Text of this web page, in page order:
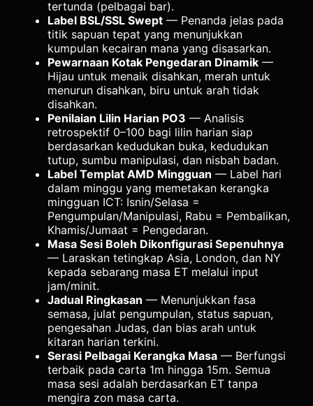
tertunda (pelbagai bar).
Label BSL/SSL Swept — Penanda jelas pada
titik sapuan tepat yang menunjukkan
kumpulan kecairan mana yang disasarkan.
Pewarnaan Kotak Pengedaran Dinamik —
Hijau untuk menaik disahkan, merah untuk
menurun disahkan, biru untuk arah tidak
disahkan.
Penilaian Lilin Harian PO3 — Analisis
retrospektif 0–100 bagi lilin harian siap
berdasarkan kedudukan buka, kedudukan
tutup, sumbu manipulasi, dan nisbah badan.
Label Templat AMD Mingguan — Label hari
dalam minggu yang memetakan kerangka
mingguan ICT: Isnin/Selasa =
Pengumpulan/Manipulasi, Rabu = Pembalikan,
Khamis/Jumaat = Pengedaran.
Masa Sesi Boleh Dikonfigurasi Sepenuhnya
— Laraskan tetingkap Asia, London, dan NY
kepada sebarang masa ET melalui input
jam/minit.
Jadual Ringkasan — Menunjukkan fasa
semasa, julat pengumpulan, status sapuan,
pengesahan Judas, dan bias arah untuk
kitaran harian terkini.
Serasi Pelbagai Kerangka Masa — Berfungsi
terbaik pada carta 1m hingga 15m. Semua
masa sesi adalah berdasarkan ET tanpa
mengira zon masa carta.